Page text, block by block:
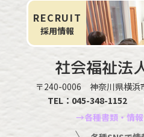
社会福祉法
〒240-0006 神奈川県横
TEL： 045-348-1152
→各種書類・情
RECRUIT
採用情報